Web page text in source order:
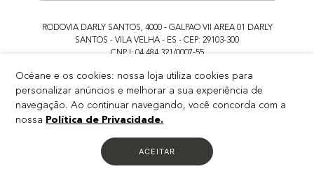
Océane e os cookies: nossa loja utiliza cookies para
personalizar anúncios e melhorar a sua experiência de
navegação. Ao continuar navegando, você concorda com a
nossa Política de Privacidade.
ACEITAR
RODOVIA DARLY SANTOS, 4000 - GALPAO VII AREA 01 DARLY
SANTOS - VILA VELHA - ES - CEP: 29103-300
CNPJ: 04.484.321/0007-55
Todos os preços e condições divulgados são válidos apenas para compras no
site. Destacamos que os preços previstos no site
prevalecem aos demais anunciados em outros meios de comunicação e sites
válido é o do carrinho de compras. Imagens meramente ilustrativas. Confira
condições na sacola de compras.
Todas as promoções de brindes não são acumulativas, serão aplicadas